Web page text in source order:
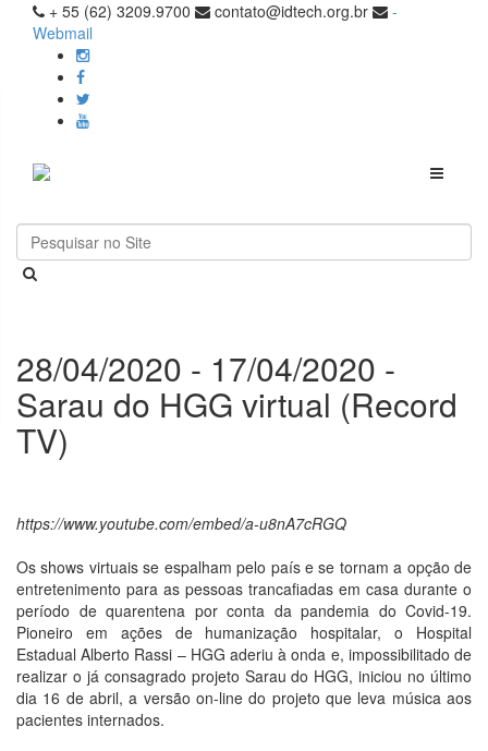
+ 55 (62) 3209.9700 contato@idtech.org.br
-
Webmail
Toggle
28/04/2020 - 17/04/2020 -
Sarau do HGG virtual (Record
TV)
https://www.youtube.com/embed/a-u8nA7cRGQ
Os shows virtuais se espalham pelo país e se tornam a opção de
entretenimento para as pessoas trancafiadas em casa durante o
período de quarentena por conta da pandemia do Covid-19.
Pioneiro em ações de humanização hospitalar, o Hospital
Estadual Alberto Rassi – HGG aderiu à onda e, impossibilitado de
realizar o já consagrado projeto Sarau do HGG, iniciou no último
dia 16 de abril, a versão on-line do projeto que leva música aos
pacientes internados.